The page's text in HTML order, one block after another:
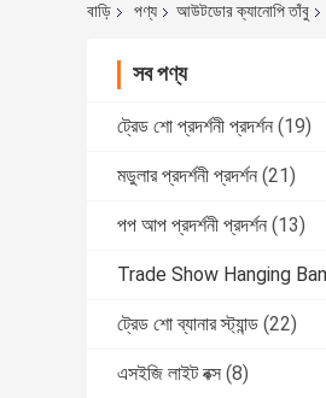
বাড়ি পণ্য আউটডোর ক্যানোপি তাঁবু
সব পণ্য
ট্রেড শো প্রদর্শনী প্রদর্শন (19)
মডুলার প্রদর্শনী প্রদর্শন (21)
পপ আপ প্রদর্শনী প্রদর্শন (13)
Trade Show Hanging
ট্রেড শো ব্যানার স্ট্যান্ড (22)
এসইজি লাইট বক্স (8)